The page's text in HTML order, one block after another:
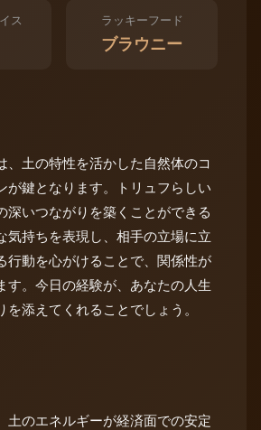
ス ラッキーフード
ブラウニー
、土の特性を活かした自然体のコ
が鍵となります。トリュフらしい
深いつながりを築くことができる
気持ちを表現し、相手の立場に立
行動を心がけることで、関係性が
す。今日の経験が、あなたの人生
を添えてくれることでしょう。
土のエネルギーが経済面での安定